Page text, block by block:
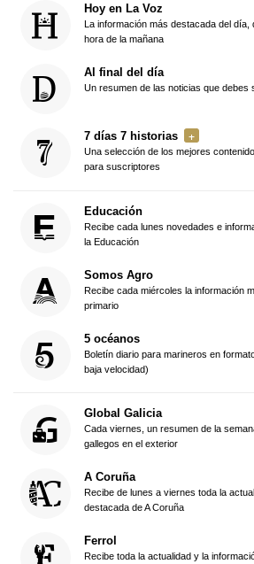
Hoy en La Voz
La información más destacada del
hora de la mañana
Al final del día
Un resumen de las noticias que debes
7 días 7 historias
Una selección de los mejores
para suscriptores
Educación
Recibe cada lunes novedades e
la Educación
Somos Agro
Recibe cada miércoles la información
primario
5 océanos
Boletín diario para marineros en
baja velocidad)
Global Galicia
Cada viernes, un resumen de la
gallegos en el exterior
A Coruña
Recibe de lunes a viernes toda la
destacada de A Coruña
Ferrol
Recibe toda la actualidad y la